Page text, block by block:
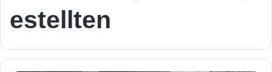
estellten